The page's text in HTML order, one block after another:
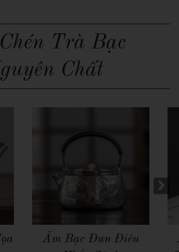
Trà Bạc
Chất
Quick View
Ấm Bạc Đun Nước